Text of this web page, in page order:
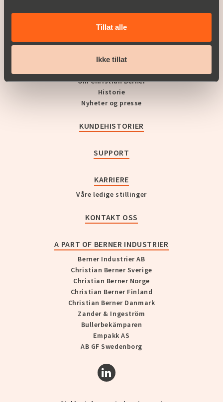
Tillat alle
Ikke tillat
Produktområder
Service
Om Christian Berner
Historie
Nyheter og presse
KUNDEHISTORIER
SUPPORT
KARRIERE
Våre ledige stillinger
KONTAKT OSS
A PART OF BERNER INDUSTRIER
Berner Industrier AB
Christian Berner Sverige
Christian Berner Norge
Christian Berner Finland
Christian Berner Danmark
Zander & Ingeström
Bullerbekämparen
Empakk AS
AB GF Swedenborg